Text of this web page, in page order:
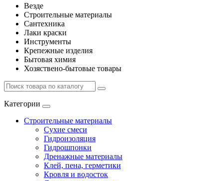
Везде
Строительные материалы
Сантехника
Лаки краски
Инструменты
Крепежные изделия
Бытовая химия
Хозяствено-бытовые товары
Категории
Строительные материалы
Сухие смеси
Гидроизоляция
Гидрошпонки
Дренажные материалы
Клей, пена, герметики
Кровля и водосток